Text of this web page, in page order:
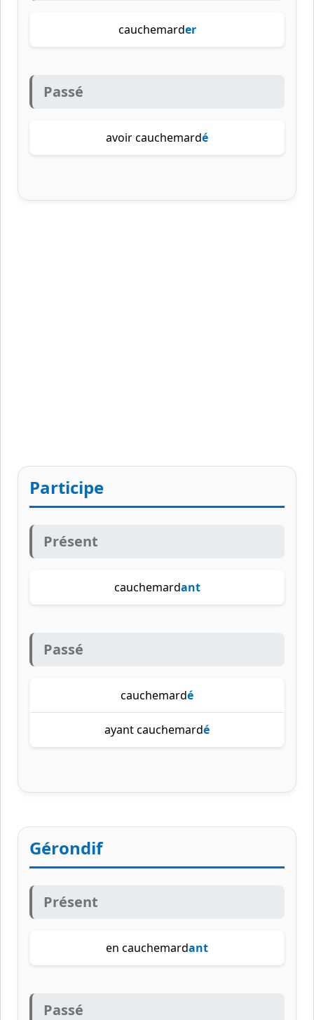
cauchemarder
Passé
avoir cauchemardé
Participe
Présent
cauchemardant
Passé
cauchemardé
ayant cauchemardé
Gérondif
Présent
en cauchemardant
Passé